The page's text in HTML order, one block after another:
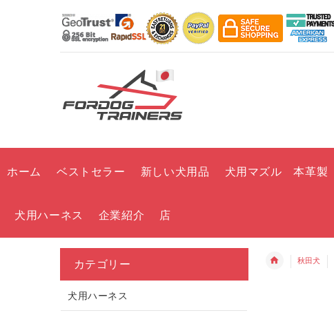
ホーム ベストセラー 新しい犬用品 犬用マズル 本革製
犬用ハーネス 企業紹介 店
秋田犬
カテゴリー
犬用ハーネス